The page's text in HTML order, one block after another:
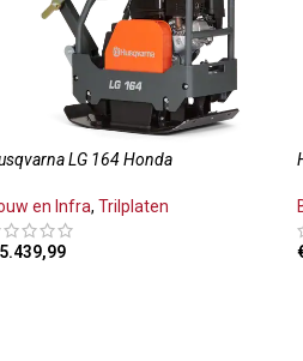
LG 164 Honda
en Infra, Trilplaten